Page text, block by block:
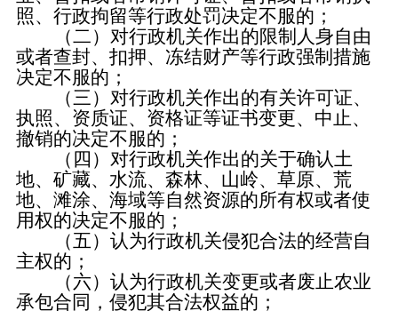
照、行政拘留等行政处罚决定不服的；
（二）对行政机关作出的限制人身自由
或者查封、扣押、冻结财产等行政强制措施
决定不服的；
（三）对行政机关作出的有关许可证、
执照、资质证、资格证等证书变更、中止、
撤销的决定不服的；
（四）对行政机关作出的关于确认土
地、矿藏、水流、森林、山岭、草原、荒
地、滩涂、海域等自然资源的所有权或者使
用权的决定不服的；
（五）认为行政机关侵犯合法的经营自
主权的；
（六）认为行政机关变更或者废止农业
承包合同，侵犯其合法权益的；